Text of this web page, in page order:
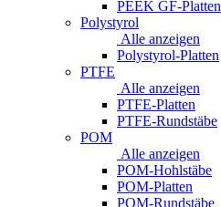
PEEK GF-Platten
Polystyrol
Alle anzeigen
Polystyrol-Platten
PTFE
Alle anzeigen
PTFE-Platten
PTFE-Rundstäbe
POM
Alle anzeigen
POM-Hohlstäbe
POM-Platten
POM-Rundstäbe